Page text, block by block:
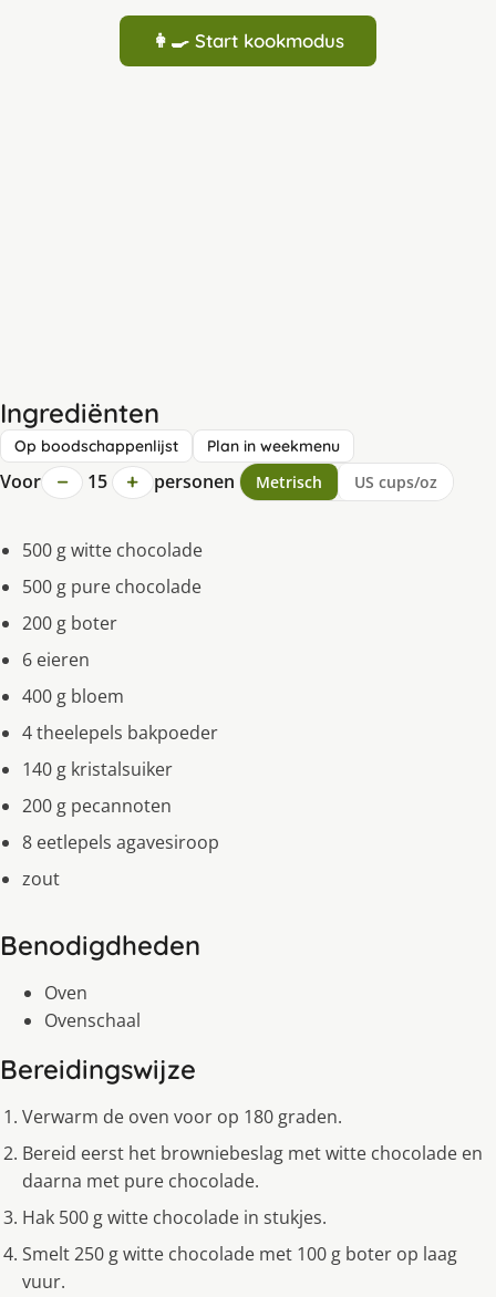
👩‍🍳 Start kookmodus
Ingrediënten
Op boodschappenlijst Plan in weekmenu
Voor − 15 + personen Metrisch US cups/oz
500 g witte chocolade
500 g pure chocolade
200 g boter
6 eieren
400 g bloem
4 theelepels bakpoeder
140 g kristalsuiker
200 g pecannoten
8 eetlepels agavesiroop
zout
Benodigdheden
Oven
Ovenschaal
Bereidingswijze
Verwarm de oven voor op 180 graden.
Bereid eerst het browniebeslag met witte chocolade en
daarna met pure chocolade.
Hak 500 g witte chocolade in stukjes.
Smelt 250 g witte chocolade met 100 g boter op laag
vuur.